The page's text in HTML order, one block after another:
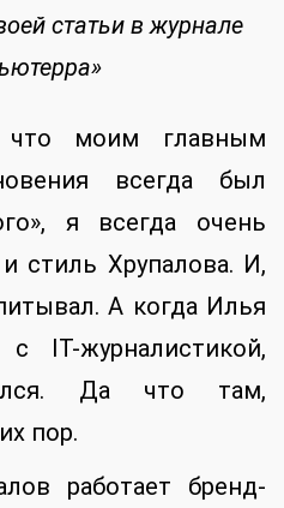
статьи в журнале
моим главным
всегда был
я всегда очень
стиль Хрупалова. И,
А когда Илья
IT-журналистикой,
Да что там,
пор.
работает бренд-